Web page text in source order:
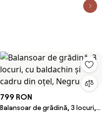
799 RON
Balansoar de grădină, 3 locuri,